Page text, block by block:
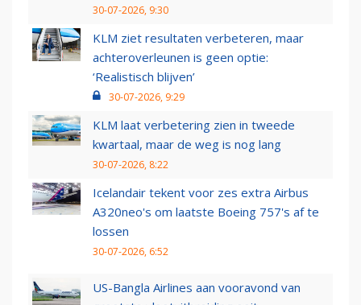
30-07-2026, 9:30
KLM ziet resultaten verbeteren, maar
achteroverleunen is geen optie:
‘Realistisch blijven’
30-07-2026, 9:29
KLM laat verbetering zien in tweede
kwartaal, maar de weg is nog lang
30-07-2026, 8:22
Icelandair tekent voor zes extra Airbus
A320neo's om laatste Boeing 757's af te
lossen
30-07-2026, 6:52
US-Bangla Airlines aan vooravond van